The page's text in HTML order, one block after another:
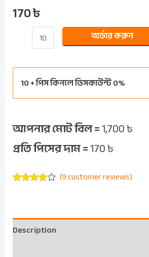
170৳
অর্ডার করুন
10 + পিস কিনলে ডিসকাউন্ট 0%
আপনার মোট বিল =1,700৳
প্রতি পিসের দাম =170৳
ratings
(9customer reviews)
Description